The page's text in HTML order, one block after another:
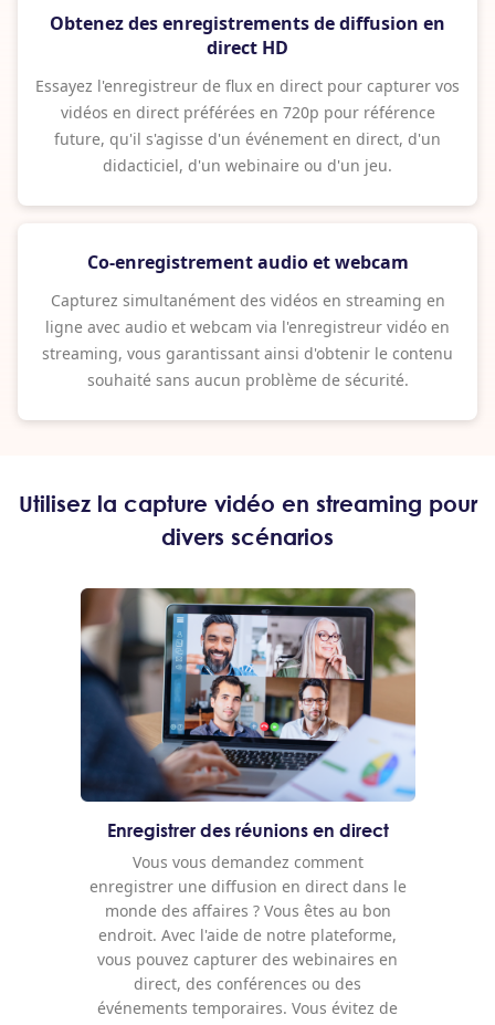
Obtenez des enregistrements de diffusion en
direct HD
Essayez l'enregistreur de flux en direct pour capturer vos
vidéos en direct préférées en 720p pour référence
future, qu'il s'agisse d'un événement en direct, d'un
didacticiel, d'un webinaire ou d'un jeu.
Co-enregistrement audio et webcam
Capturez simultanément des vidéos en streaming en
ligne avec audio et webcam via l'enregistreur vidéo en
streaming, vous garantissant ainsi d'obtenir le contenu
souhaité sans aucun problème de sécurité.
Utilisez la capture vidéo en streaming pour
divers scénarios
Enregistrer des réunions en direct
Vous vous demandez comment
enregistrer une diffusion en direct dans le
monde des affaires ? Vous êtes au bon
endroit. Avec l'aide de notre plateforme,
vous pouvez capturer des webinaires en
direct, des conférences ou des
événements temporaires. Vous évitez de